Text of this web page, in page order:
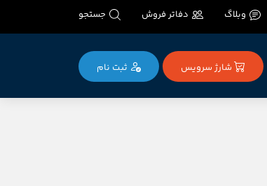
وبلاگ دفاتر فروش جستجو
شارژ سرویس ثبت‌ نام